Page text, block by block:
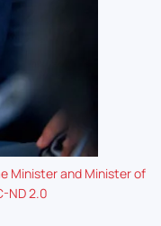
Minister and Minister of
ND 2.0